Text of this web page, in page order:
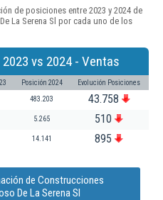
de posiciones entre 2023 y 2024 de
La Serena Sl por cada uno de los
vs 2024 - Ventas
Posición 2024 Evolución Posiciones
483.203 43.758
5.265 510
14.141 895
de Construcciones
De La Serena Sl